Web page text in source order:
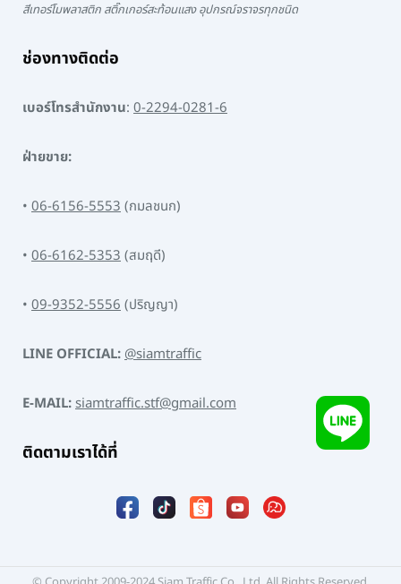
สีเทอร์โมพลาสติก สติ๊กเกอร์สะท้อนแสง อุปกรณ์จราจรทุกชนิด
ช่องทางติดต่อ
เบอร์โทรสำนักงาน: 0-2294-0281-6
ฝ่ายขาย:
• 06-6156-5553(กมลชนก)
• 06-6162-5353(สมฤดี)
• 09-9352-5556(ปริญญา)
LINE OFFICIAL:@siamtraffic
E-MAIL:siamtraffic.stf@gmail.com
ติดตามเราได้ที่